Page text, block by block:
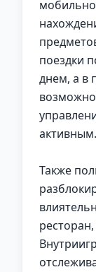
поездки
днем, а в
активным.
Также